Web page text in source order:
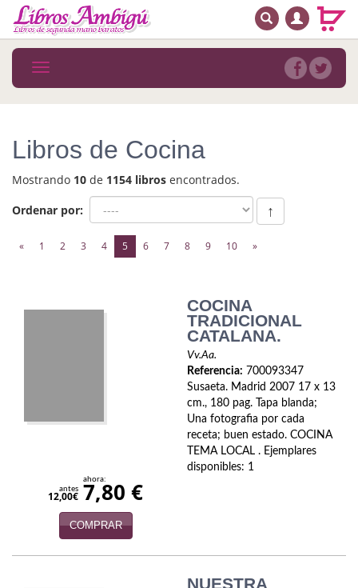
MENÚ PRINCIPAL
Novedades
MATERIAS
Astrología. Ocultismo
Autoayuda. Conocimiento personal
Cómic
Cuentos y relatos
BUSCAR
Toggle
navigation
Libros de Cocina
Mostrando 10 de 1154 libros encontrados.
Ordenar por:
↑
« 1 2 3 4 5(current)
6 7 8 9 10 »
COCINA
TRADICIONAL
CATALANA.
Vv.Aa.
Referencia: 700093347
Susaeta. Madrid 2007 17 x 13
cm., 180 pag. Tapa blanda;
Una fotografia por cada
receta; buen estado. COCINA
TEMA LOCAL . Ejemplares
disponibles: 1
antes
12,00€
ahora:
7,80 €
COMPRAR
NUESTRA